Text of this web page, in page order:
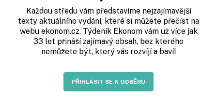
Každou středu vám představíme nejzajímavější
texty aktuálního vydání, které si můžete přečíst na
webu ekonom.cz. Týdeník Ekonom vám už více jak
33 let přináší zajímavý obsah, bez kterého
nemůžete být, který vás rozvíjí a baví!
PŘIHLÁSIT SE K ODBĚRU